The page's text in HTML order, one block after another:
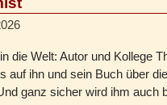
die Welt: Autor und Kollege
auf ihn und sein Buch über
ganz sicher wird ihm auch